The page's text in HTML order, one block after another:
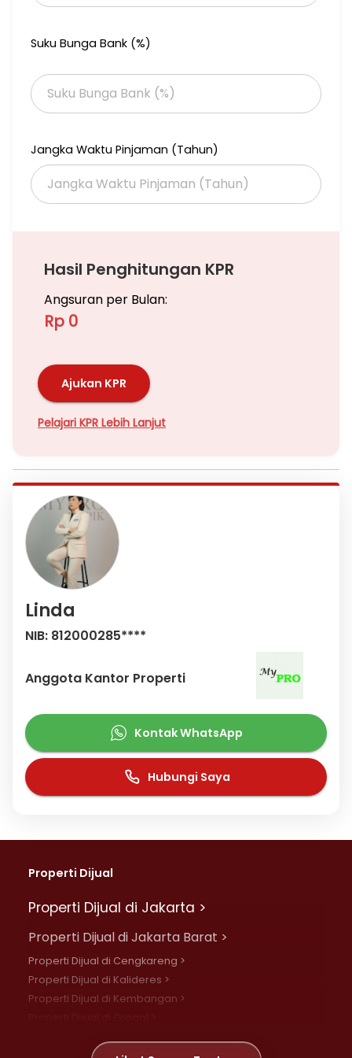
Suku Bunga Bank (%)
Jangka Waktu Pinjaman (Tahun)
Hasil Penghitungan KPR
Angsuran per Bulan:
Rp 0
Ajukan KPR
Pelajari KPR Lebih Lanjut
Linda
NIB: 812000285****
Anggota Kantor Properti
Kontak WhatsApp
Hubungi Saya
Properti Dijual
Properti Dijual di Jakarta >
Properti Dijual di Jakarta Barat >
Properti Dijual di Cengkareng >
Properti Dijual di Kalideres >
Properti Dijual di Kembangan >